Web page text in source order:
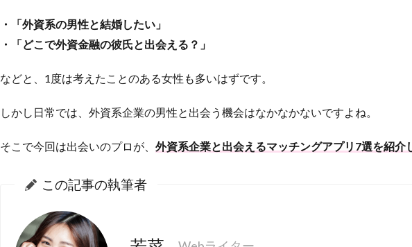
・「外資系の男性と結婚したい」
・「どこで外資金融の彼氏と出会える？」
などと、1度は考えたことのある女性も多いはずです。
しかし日常では、外資系企業の男性と出会う機会はなかなかないですよね。
そこで今回は出会いのプロが、 外資系企業と出会えるマッチングアプリ7選を紹
この記事の執筆者